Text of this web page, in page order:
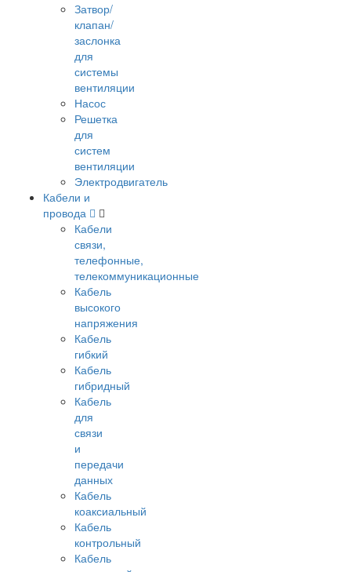
Затвор/
клапан/
заслонка
для
системы
вентиляции
Насос
Решетка
для
систем
вентиляции
Электродвигатель
Кабели и
провода
Кабели
связи,
телефонные,
телекоммуникационные
Кабель
высокого
напряжения
Кабель
гибкий
Кабель
гибридный
Кабель
для
связи
и
передачи
данных
Кабель
коаксиальный
Кабель
контрольный
Кабель